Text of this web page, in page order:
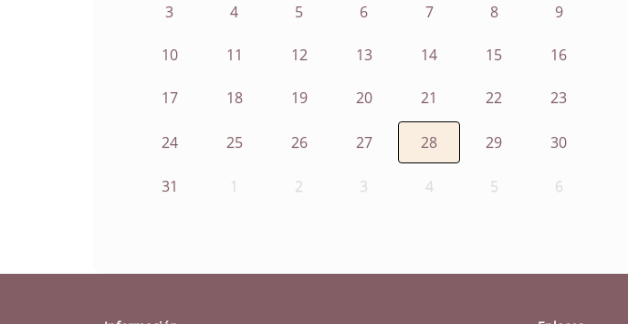
3 4 5 6 7 8 9
10 11 12 13 14 15 16
17 18 19 20 21 22 23
24 25 26 27 28 29 30
31 1 2 3 4 5 6